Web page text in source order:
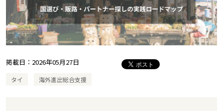
掲載日： 2026年05月27日
タイ 海外進出総合支援